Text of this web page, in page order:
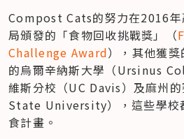
Compost Cats的努力在2016年
局頒發的「食物回收挑戰獎」（
Challenge Award），其他獲
的烏爾辛納斯大學（Ursinus
維斯分校（UC Davis）及麻州
State University），這些學校
食計畫。